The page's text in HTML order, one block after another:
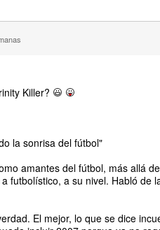
Killer?
la sonrisa del fútbol"
amantes del fútbol, más allá
futbolístico, a su nivel. Habló de
El mejor, lo que se dice